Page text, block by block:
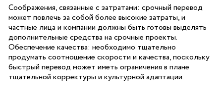
Соображения, связанные с затратами: срочный перевод
может повлечь за собой более высокие затраты, и
частные лица и компании должны быть готовы выделять
дополнительные средства на срочные проекты.
Обеспечение качества: необходимо тщательно
продумать соотношение скорости и качества, поскольку
быстрый перевод может иметь ограничения в плане
тщательной корректуры и культурной адаптации.